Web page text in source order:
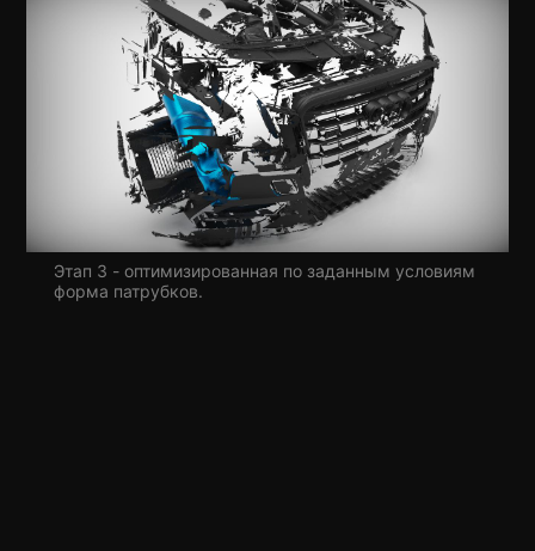
Этап 3 - оптимизированная по заданным условиям
форма патрубков.